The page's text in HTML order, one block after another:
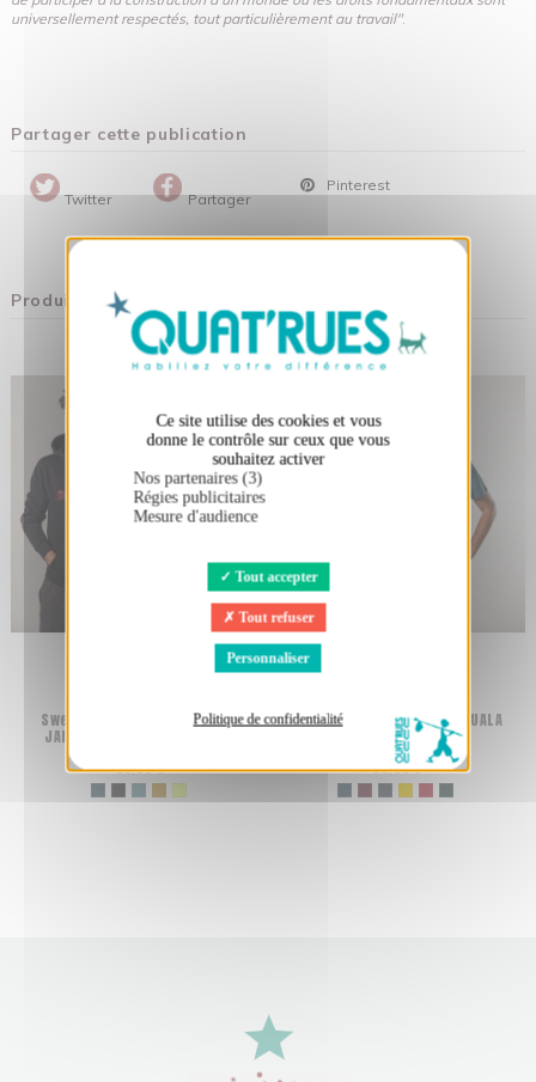
Ce site utilise des cookies et vous
donne le contrôle sur ceux que vous
souhaitez activer
Nos partenaires (3)
Régies publicitaires
Mesure d'audience
Tout accepter
Tout refuser
Personnaliser
Politique de confidentialité
universellement respectés, tout particulièrement au travail".
Partager cette publication
Twitter Partager
Pinterest
Produits associés
Sweat bio éthique unisexe
JAISALMER "Peace & Vole"
69,00 €
T-shirt bio équitable DOUALA
"The End"
38,00 €